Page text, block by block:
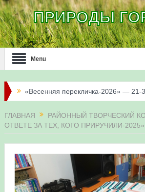
ПРИРОДЫ
Menu
«Весенняя перекличка-2026» — 21-
олимпиадного движения «Аврора»
Фотофиксация и осмотр птенцов
Уралсиба в Уфе в 2026 г.
Участие башкирских орнитологов и
ГЛАВНАЯ
РАЙОННЫЙ ТВОРЧЕСКИЙ
ОТВЕТЕ ЗА ТЕХ, КОГО ПРИРУЧИЛИ-